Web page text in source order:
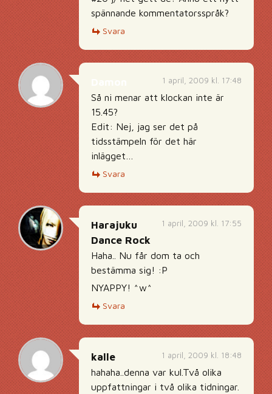
spännande kommentatorsspråk?
Svara
1 april, 2009 kl. 17:48
Så ni menar att klockan inte är
15.45?
Edit: Nej, jag ser det på
tidsstämpeln för det här
inlägget…
Svara
1 april, 2009 kl. 17:55
Harajuku
Dance Rock
Haha.. Nu får dom ta och
bestämma sig! :P
NYAPPY! ^w^
Svara
1 april, 2009 kl. 18:48
kalle
hahaha..denna var kul.Två olika
uppfattningar i två olika tidningar.